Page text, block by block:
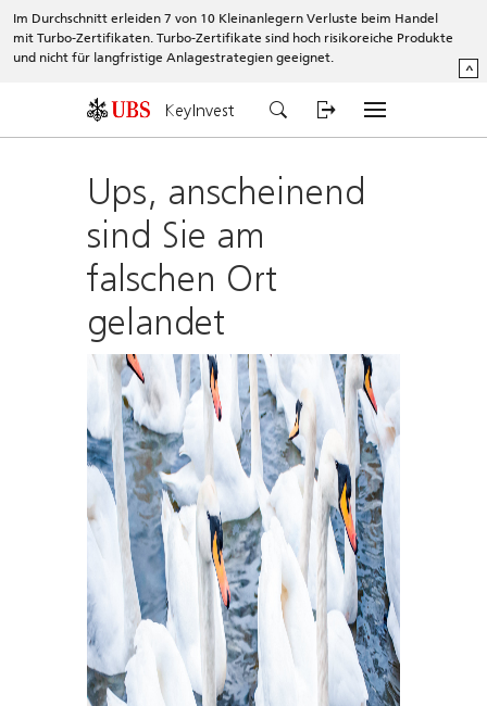
Im Durchschnitt erleiden 7 von 10 Kleinanlegern Verluste beim Handel
mit Turbo-Zertifikaten. Turbo-Zertifikate sind hoch risikoreiche Produkte
und nicht für langfristige Anlagestrategien geeignet.
^
KeyInvest
Ups, anscheinend
sind Sie am
falschen Ort
gelandet